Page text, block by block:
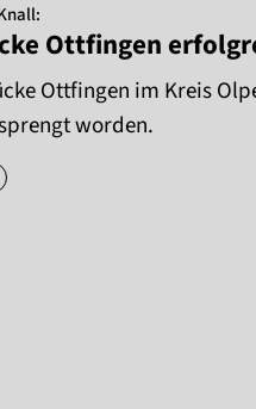
Ottfingen
Ottfingen im Kreis
worden.